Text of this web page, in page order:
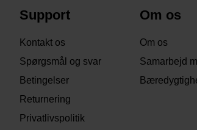
Support
Kontakt os
Spørgsmål og svar
Betingelser
Returnering
Privatlivspolitik
Om os
Om os
Samarbejd